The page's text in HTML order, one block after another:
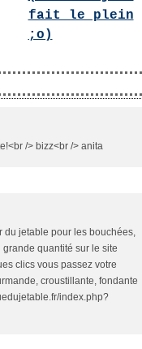
fait le plein
;o)
/> bizz<br /> anita
du jetable pour les bouchées,
quantité sur le site
clics vous passez votre
croustillante, fondante
index.php?